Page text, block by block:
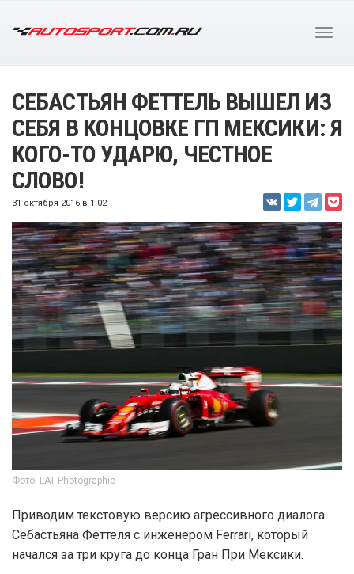
СЕБАСТЬЯН ФЕТТЕЛЬ ВЫШЕЛ ИЗ
СЕБЯ В КОНЦОВКЕ ГП МЕКСИКИ: Я
КОГО-ТО УДАРЮ, ЧЕСТНОЕ
СЛОВО!
31 октября 2016 в 1:02
Фото: LAT Photographic
Приводим текстовую версию агрессивного диалога
Себастьяна Феттеля с инженером Ferrari, который
начался за три круга до конца Гран При Мексики.